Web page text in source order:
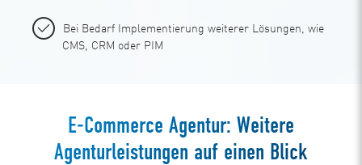
Bei Bedarf Implementierung weiterer Lösungen, wie
CMS, CRM oder PIM
E-Commerce Agentur: Weitere
Agenturleistungen auf einen Blick